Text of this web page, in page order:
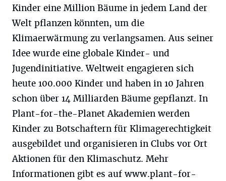
Kinder eine Million Bäume in jedem Land der
Welt pflanzen könnten, um die
Klimaerwärmung zu verlangsamen. Aus seiner
Idee wurde eine globale Kinder- und
Jugendinitiative. Weltweit engagieren sich
heute 100.000 Kinder und haben in 10 Jahren
schon über 14 Milliarden Bäume gepflanzt. In
Plant-for-the-Planet Akademien werden
Kinder zu Botschaftern für Klimagerechtigkeit
ausgebildet und organisieren in Clubs vor Ort
Aktionen für den Klimaschutz. Mehr
Informationen gibt es auf www.plant-for-